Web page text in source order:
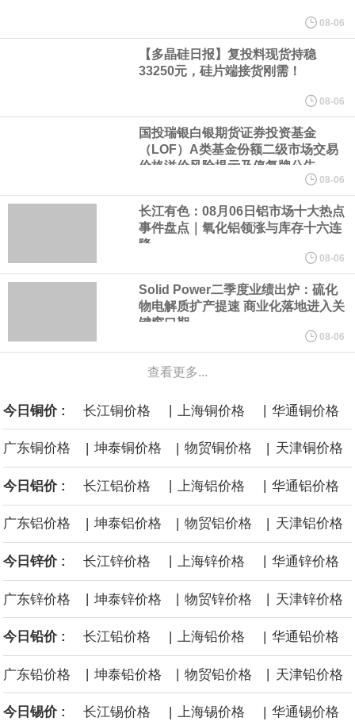
0.08%，法国CAC40指数涨0.03%，欧洲斯托克50指数跌0.15%，
意大利富时MIB指数跌0.18%。
瑞士7月季调后失业率 3.1%，预期 3.1%，前值 3.1%。瑞士7月未
商品期货收盘，黄金连续涨3.44%，焦炭连续涨2.72%，铁矿石连续
沙特下调了对亚洲的主要原油价格，与此同时，各方正就一项旨在
缓解霍尔木兹海峡航运压力的协议进行谈判。尽管胡塞武装的威胁
危及了经由红海向东运输原油的替代路线，但沙特方面仍下调了价
格。
美国国会预算办公室5日发布的报告估算，美国总统特朗普要求打造
的海军全新核动力“黄金舰队”可能需要在今后数十年间支出约2750
亿美元。其中，首艘“特朗普级”战列舰“无畏”号预估造价比原来至少
高50%。
08-06
【多晶硅日报】复投料现货持稳
33250元，硅片端接货刚需！
08-06
国投瑞银白银期货证券投资基金
（LOF）A类基金份额二级市场交易
价格溢价风险提示及停复牌公告
08-06
长江有色：08月06日铝市场十大热点
事件盘点｜氧化铝领涨与库存十六连
降
08-06
Solid Power二季度业绩出炉：硫化
物电解质扩产提速 商业化落地进入关
键窗口期
08-06
查看更多...
今日铜价 : 长江铜价格 | 上海铜价格 | 华通铜价格
广东铜价格 | 坤泰铜价格 | 物贸铜价格 | 天津铜价格
今日铝价 : 长江铝价格 上海铝价格 华通铝价格
广东铝价格 | 坤泰铝价格 | 物贸铝价格 | 天津铝价格
今日锌价 : 长江锌价格 上海锌价格 华通锌价格
广东锌价格 | 坤泰锌价格 | 物贸锌价格 | 天津锌价格
今日铅价 : 长江铅价格 | 上海铅价格 | 华通铅价格
广东铅价格 坤泰铅价格 物贸铅价格 天津铅价格
今日锡价 : 长江锡价格 | 上海锡价格 | 华通锡价格